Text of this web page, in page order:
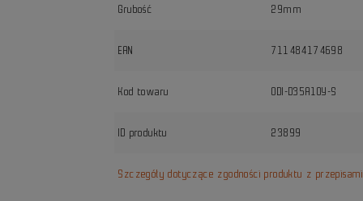
Grubość 29mm
EAN 711484174698
Kod towaru ODI-D35A1OY-S
ID produktu 23899
Szczegóły dotyczące zgodności produktu z przepisami